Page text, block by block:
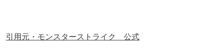
引用元・モンスターストライク 公式